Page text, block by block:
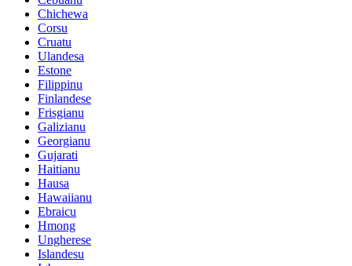
Chichewa
Corsu
Cruatu
Ulandesa
Estone
Filippinu
Finlandese
Frisgianu
Galizianu
Georgianu
Gujarati
Haitianu
Hausa
Hawaiianu
Ebraicu
Hmong
Ungherese
Islandesu